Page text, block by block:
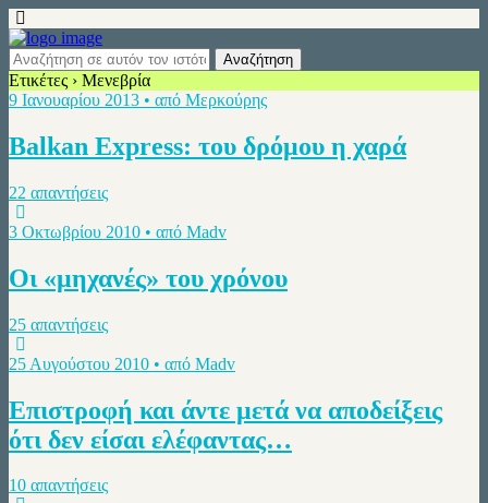
Ετικέτες › Μενεβρία
9 Ιανουαρίου 2013 • από Μερκούρης
Balkan Express: του δρόμου η χαρά
22 απαντήσεις
3 Οκτωβρίου 2010 • από Madv
Οι «μηχανές» του χρόνου
25 απαντήσεις
25 Αυγούστου 2010 • από Madv
Επιστροφή και άντε μετά να αποδείξεις
ότι δεν είσαι ελέφαντας…
10 απαντήσεις